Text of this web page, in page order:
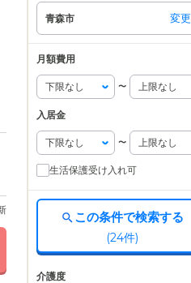
青森市 変更
月額費用
〜
入居金
〜
生活保護受け入れ可
この条件で検索する
(24件)
介護度